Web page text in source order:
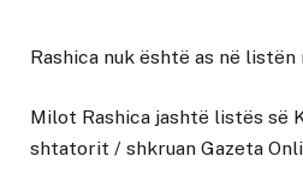
Rashica nuk është as në listën
Milot Rashica jashtë listës së
shtatorit / shkruan Gazeta